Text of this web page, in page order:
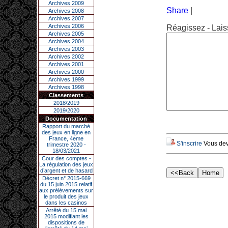
Archives 2009
Archives 2008
Archives 2007
Archives 2006
Archives 2005
Archives 2004
Archives 2003
Archives 2002
Archives 2001
Archives 2000
Archives 1999
Archives 1998
Classements
2018/2019
2019/2020
Documentation
Rapport du marché
des jeux en ligne en
France, 4eme
trimestre 2020 -
18/03/2021
Cour des comptes -
La régulation des jeux
d’argent et de hasard
Décret n° 2015-669
du 15 juin 2015 relatif
aux prélèvements sur
le produit des jeux
dans les casinos
Arrêté du 15 mai
2015 modifiant les
dispositions de
Share
Réagissez -
S'inscrire Vous